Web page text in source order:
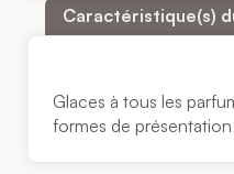
Caractéristique(s)
Glaces à tous les
formes de présentation